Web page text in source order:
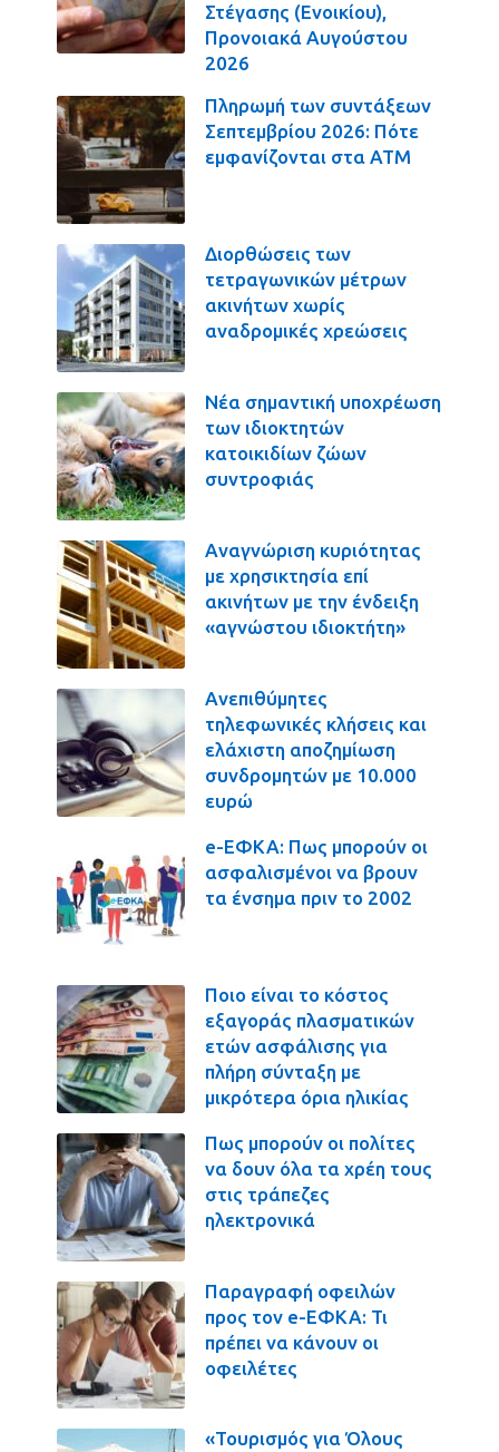
Στέγασης (Ενοικίου),
Προνοιακά Αυγούστου
2026
Πληρωμή των συντάξεων
Σεπτεμβρίου 2026: Πότε
εμφανίζονται στα ΑΤΜ
Διορθώσεις των
τετραγωνικών μέτρων
ακινήτων χωρίς
αναδρομικές χρεώσεις
Νέα σημαντική υποχρέωση
των ιδιοκτητών
κατοικιδίων ζώων
συντροφιάς
Αναγνώριση κυριότητας
με χρησικτησία επί
ακινήτων με την ένδειξη
«αγνώστου ιδιοκτήτη»
Ανεπιθύμητες
τηλεφωνικές κλήσεις και
ελάχιστη αποζημίωση
συνδρομητών με 10.000
ευρώ
e-ΕΦΚΑ: Πως μπορούν οι
ασφαλισμένοι να βρουν
τα ένσημα πριν το 2002
Ποιο είναι το κόστος
εξαγοράς πλασματικών
ετών ασφάλισης για
πλήρη σύνταξη με
μικρότερα όρια ηλικίας
Πως μπορούν οι πολίτες
να δουν όλα τα χρέη τους
στις τράπεζες
ηλεκτρονικά
Παραγραφή οφειλών
προς τον e-ΕΦΚΑ: Τι
πρέπει να κάνουν οι
οφειλέτες
«Τουρισμός για Όλους